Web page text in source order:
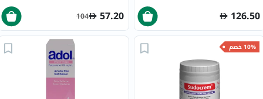
126.50
57.20
104
10% خصم